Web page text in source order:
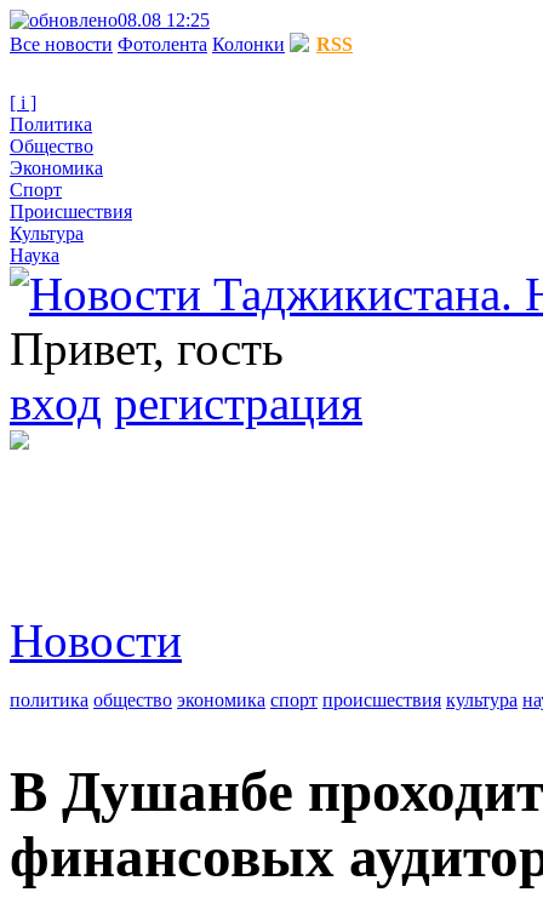
08.08 12:25
Все новости Фотолента Колонки RSS
[ i ]
Политика
Общество
Экономика
Спорт
Происшествия
Культура
Наука
Привет, гость
вход регистрация
Новости
политика общество экономика спорт происшествия культура
В Душанбе
финансовых